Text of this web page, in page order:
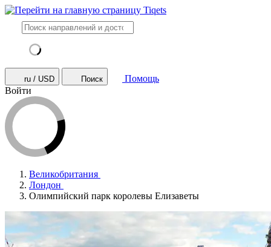
ru / USD Поиск
Помощь
Войти
Великобритания
Лондон
Олимпийский парк королевы Елизаветы